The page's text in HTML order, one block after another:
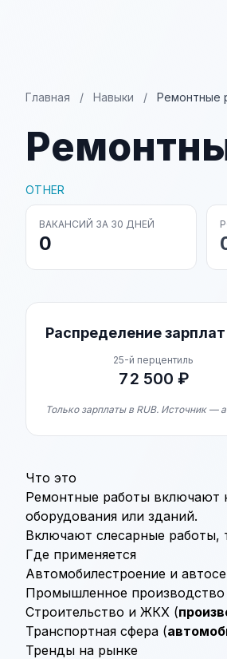
Главная / Навыки / Ремонтные
OTHER
ВАКАНСИЙ ЗА 30 ДНЕЙ
0
Распределение зарплат
25-й перцентиль
72 500 ₽
Только зарплаты в RUB. Источник —
Что это
Ремонтные работы включают
оборудования или зданий.
Включают слесарные работы,
Где применяется
Автомобилестроение и
Промышленное производство
Строительство и ЖКХ (
Транспортная сфера (
Тренды на рынке